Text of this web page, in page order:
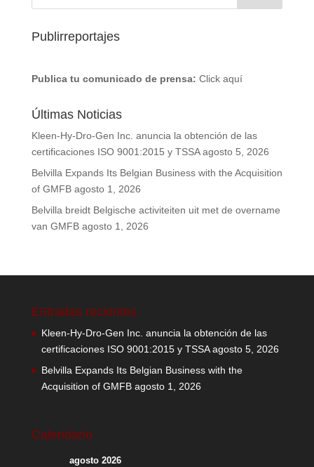
Publirreportajes
Publica tu comunicado de prensa: Click aquí
Últimas Noticias
Kleen-Hy-Dro-Gen Inc. anuncia la obtención de las
certificaciones ISO 9001:2015 y TSSA agosto 5, 2026
Belvilla Expands Its Belgian Business with the Acquisition
of GMFB agosto 1, 2026
Belvilla breidt Belgische activiteiten uit met de overname
van GMFB agosto 1, 2026
Entradas recientes
Kleen-Hy-Dro-Gen Inc. anuncia la obtención de las
certificaciones ISO 9001:2015 y TSSA agosto 5, 2026
Belvilla Expands Its Belgian Business with the
Acquisition of GMFB agosto 1, 2026
Calendario
agosto 2026